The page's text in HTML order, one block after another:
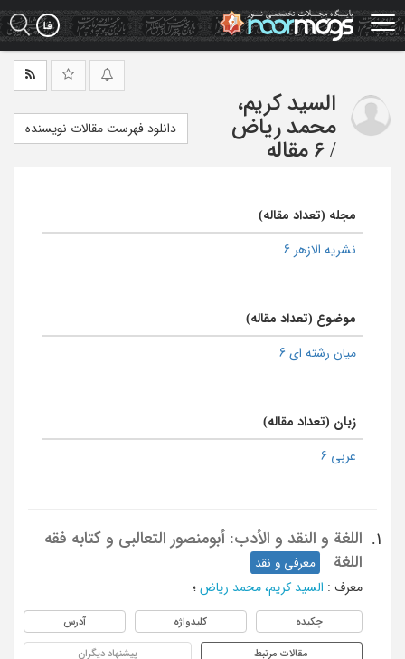
Skip
to
main
السید کریم،
محمد ریاض
/ 6 مقاله
دانلود فهرست مقالات نویسنده
مجله (تعداد مقاله)
نشریه الازهر 6
موضوع (تعداد مقاله)
میان رشته ای 6
زبان (تعداد مقاله)
عربی 6
1.
اللغة و النقد و الأدب: أبومنصور التعالبی و کتابه فقه
اللغة
معرفی و نقد
معرف : السید کریم، محمد ریاض ؛
چکیده کلیدواژه آدرس
مقالات مرتبط پیشنهاد دیگران